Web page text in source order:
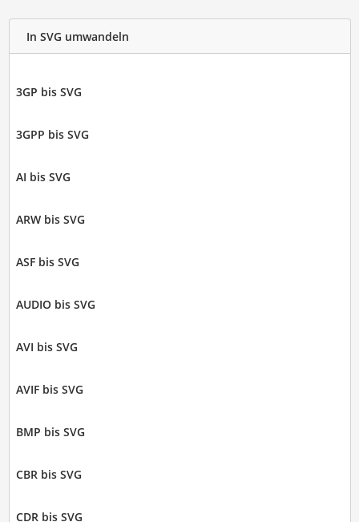
In SVG umwandeln
3GP bis SVG
3GPP bis SVG
AI bis SVG
ARW bis SVG
ASF bis SVG
AUDIO bis SVG
AVI bis SVG
AVIF bis SVG
BMP bis SVG
CBR bis SVG
CDR bis SVG